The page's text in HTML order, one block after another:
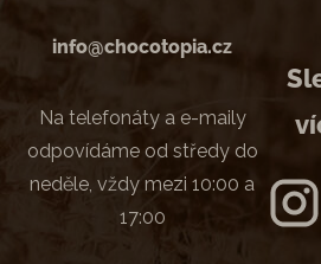
info@chocotopia.cz
Na telefonáty a e-maily
odpovídáme od středy do
neděle, vždy mezi 10:00 a
17:00